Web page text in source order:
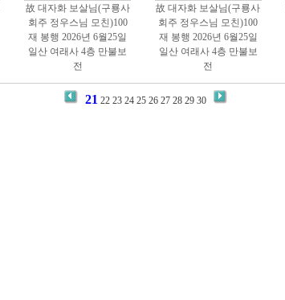
故 대자화 보살님(구룡사
회주 정우스님 모친)100
재 봉행 2026년 6월25일
일산 여래사 4층 만불보
전
故 대자화 보살님(구룡사
회주 정우스님 모친)100
재 봉행 2026년 6월25일
일산 여래사 4층 만불보
전
21 22 23 24 25 26 27 28 29 30